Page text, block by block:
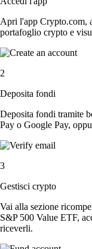
Apri l'app Crypto.com,
portafoglio crypto e
2
Deposita fondi
Deposita fondi tramite
Pay o Google Pay,
3
Gestisci crypto
Vai alla sezione
S&P 500 Value ETF,
riceverli.